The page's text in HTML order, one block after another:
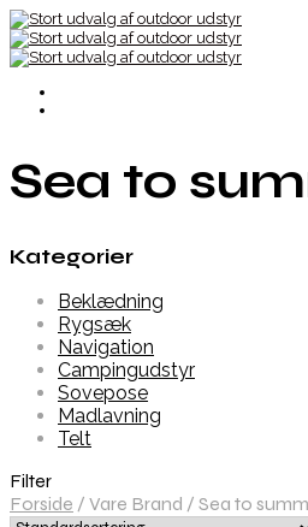
Sea to
Kategorier
Beklædning
Rygsæk
Navigation
Campingudstyr
Sovepose
Madlavning
Telt
Filter
Forside / Vare Brand / Sea to